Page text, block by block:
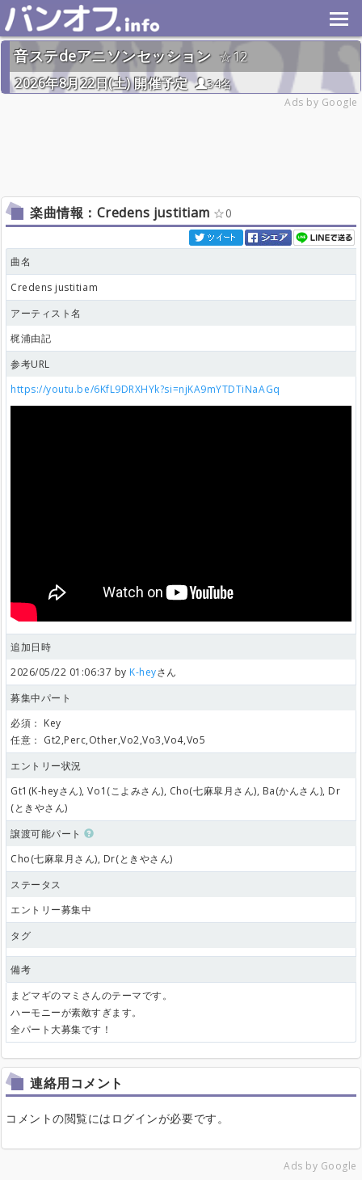
音ステdeアニソンセッション
12
2026年8月22日(土) 開催予定
34名
Ads by Google
楽曲情報：Credens justitiam 0
曲名
Credens justitiam
アーティスト名
梶浦由記
参考URL
https://youtu.be/6KfL9DRXHYk?si=njKA9mYTDTiNaAGq
追加日時
2026/05/22 01:06:37 by K-heyさん
募集中パート
必須： Key
任意： Gt2,Perc,Other,Vo2,Vo3,Vo4,Vo5
エントリー状況
Gt1(K-heyさん), Vo1(こよみさん), Cho(七麻皐月さん), Ba(かんさん), Dr
(ときやさん)
譲渡可能パート
Cho(七麻皐月さん), Dr(ときやさん)
ステータス
エントリー募集中
タグ
備考
まどマギのマミさんのテーマです。
ハーモニーが素敵すぎます。
全パート大募集です！
連絡用コメント
コメントの閲覧にはログインが必要です。
Ads by Google